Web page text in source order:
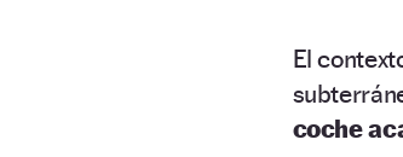
El
coche